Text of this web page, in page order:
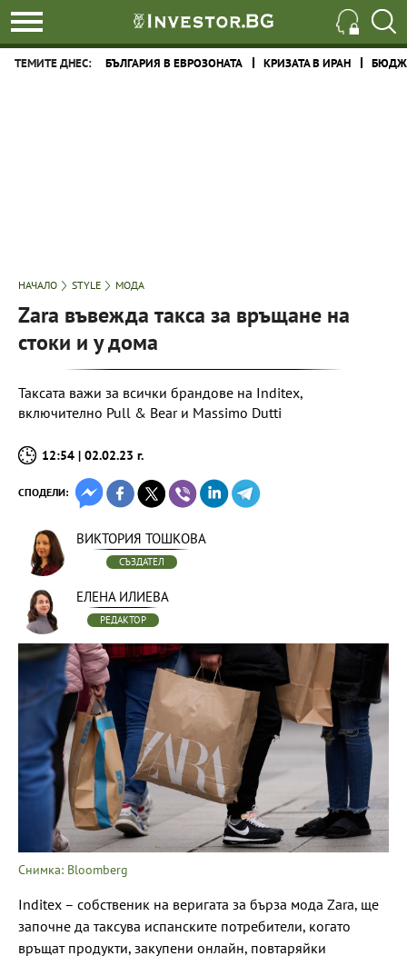
ТЕМИТЕ ДНЕС: БЪЛГАРИЯ В ЕВРОЗОНАТА КРИЗАТА В ИРАН
НАЧАЛО STYLE МОДА
Zara въвежда такса за връщане на
стоки и у дома
Таксата важи за всички брандове на Inditex,
включително Pull & Bear и Massimo Dutti
12:54 | 02.02.23 г.
СПОДЕЛИ:
ВИКТОРИЯ ТОШКОВА
СЪЗДАТЕЛ
ЕЛЕНА ИЛИЕВА
РЕДАКТОР
Снимка: Bloomberg
Inditex – собственик на веригата за бърза мода Zara, ще
започне да таксува испанските потребители, когато
връщат продукти, закупени онлайн, повтаряйки